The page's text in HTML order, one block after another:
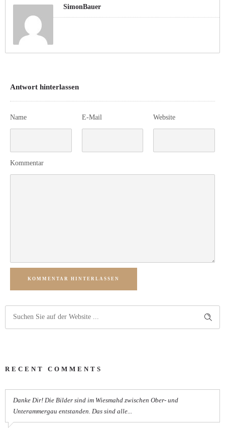
SimonBauer
Antwort hinterlassen
Name E-Mail Website
Kommentar
KOMMENTAR HINTERLASSEN
RECENT COMMENTS
Danke Dir! Die Bilder sind im Wiesmahd zwischen Ober- und
Unterammergau entstanden. Das sind alle...